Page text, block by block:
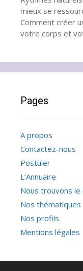
mieux se
Comment créer
votre corps et
Pages
A propos
Contactez-nous
Postuler
L’Annuaire
Nous trouvons le
Nos thématiques
Nos profils
Mentions légales